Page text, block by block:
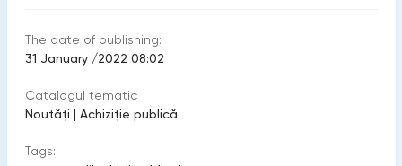
The date of publishing:
31 January /2022 08:02
Catalogul tematic
Noutăți | Achiziţie publică
Tags: